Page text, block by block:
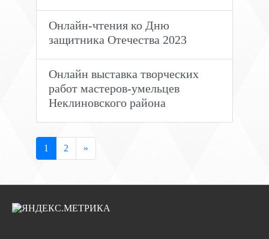
Онлайн-чтения ко Дню
защитника Отечества 2023
Онлайн выставка творческих
работ мастеров-умельцев
Неклиновского района
1 2 »